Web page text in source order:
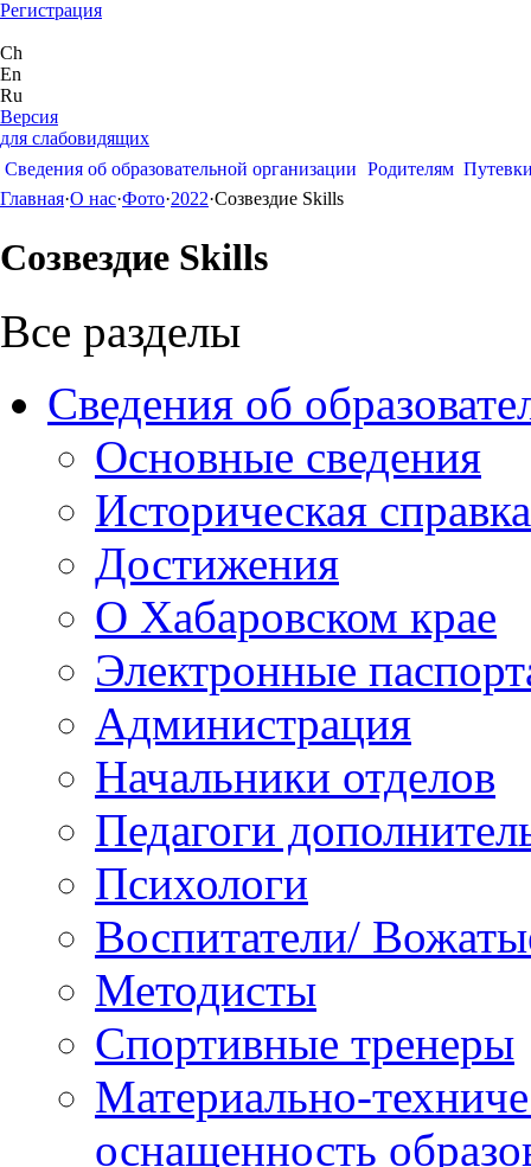
Регистрация
Ch
En
Ru
Версия
для слабовидящих
Сведения об образовательной организации Родителям
Главная·О нас·Фото·2022·Созвездие Skills
Созвездие Skills
Все разделы
Сведения об
Основные сведения
Историческая справка
Достижения
О Хабаровском крае
Электронные
Администрация
Начальники отделов
Педагоги
Психологи
Воспитатели/
Методисты
Спортивные тренеры
Материально-
оснащенность